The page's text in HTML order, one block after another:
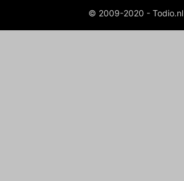
© 2009-2020 - Todio.nl